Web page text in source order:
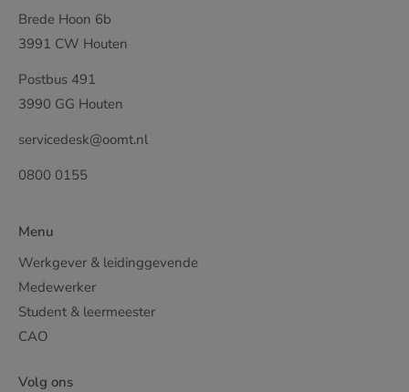
Brede Hoon 6b
3991 CW Houten
Postbus 491
3990 GG Houten
servicedesk@oomt.nl
0800 0155
Menu
Werkgever & leidinggevende
Medewerker
Student & leermeester
CAO
Volg ons